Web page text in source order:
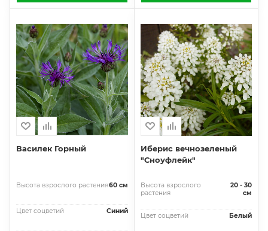
Василек Горный
Высота взрослого растения60 см
Цвет соцветий Синий
Иберис вечнозеленый
"Сноуфлейк"
Высота взрослого
растения
20 - 30
см
Цвет соцветий Белый